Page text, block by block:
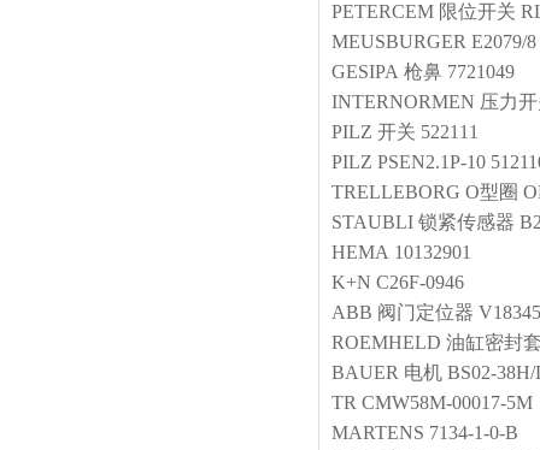
PETERCEM 限位开关
MEUSBURGER E2079/8
GESIPA 枪鼻 7721049
INTERNORMEN 压力
PILZ 开关 522111
PILZ PSEN2.1P-10
TRELLEBORG O型圈
STAUBLI 锁紧传感器
HEMA 10132901
K+N C26F-0946
ABB 阀门定位器
ROEMHELD 油缸密封
BAUER 电机 BS02-
TR CMW58M-00017-5M
MARTENS 7134-1-0-B